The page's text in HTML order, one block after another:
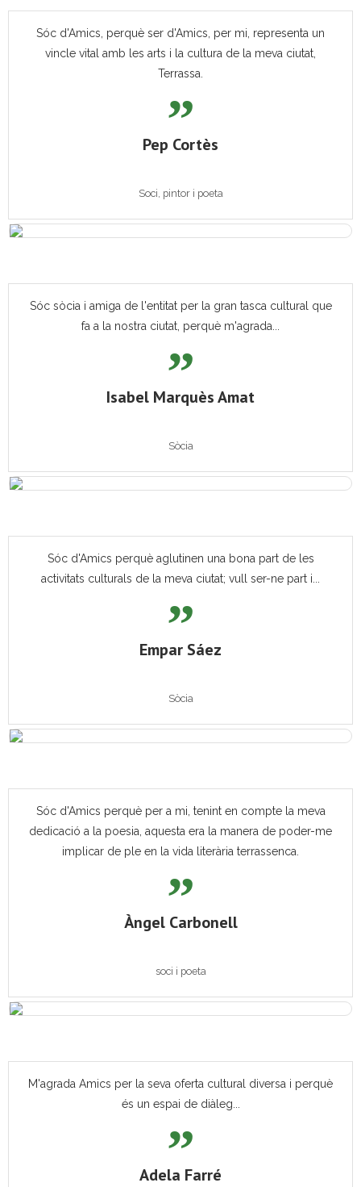
Sóc d'Amics, perquè ser d'Amics, per mi, representa un
vincle vital amb les arts i la cultura de la meva ciutat,
Terrassa.
Pep Cortès
Soci, pintor i poeta
Sóc sòcia i amiga de l'entitat per la gran tasca cultural que
fa a la nostra ciutat, perquè m'agrada...
Isabel Marquès Amat
Sòcia
Sóc d'Amics perquè aglutinen una bona part de les
activitats culturals de la meva ciutat; vull ser-ne part i...
Empar Sáez
Sòcia
Sóc d'Amics perquè per a mi, tenint en compte la meva
dedicació a la poesia, aquesta era la manera de poder-me
implicar de ple en la vida literària terrassenca.
Àngel Carbonell
soci i poeta
M'agrada Amics per la seva oferta cultural diversa i perquè
és un espai de diàleg...
Adela Farré